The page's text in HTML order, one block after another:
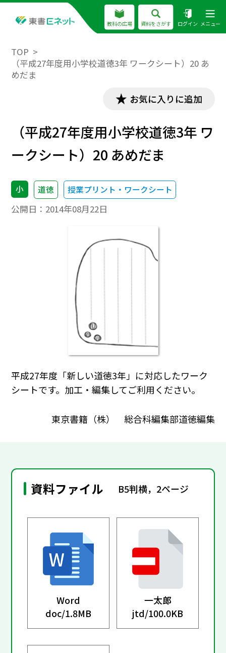
教科の広場 資料をさがす ログイン メニュー
TOP
（平成27年度用小学校道徳3年 ワークシート）20 あ
めだま
お気に入りに追加
（平成27年度用小学校道徳3年 ワ
ークシート）20 あめだま
小 道徳 授業プリント・ワークシート
公開日： 2014年08月22日
平成27年度「新しい道徳3年」に対応したワーク
シートです。加工・編集してご利用ください。
東京書籍（株） 総合科編集部道徳編集
資料ファイル B5判横，2ページ
Word
doc/1.8MB
一太郎
jtd/100.0KB